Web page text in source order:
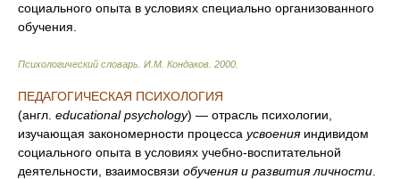
социального опыта в условиях специально организованного
обучения.
Психологический словарь И.М. Кондаков 2000
ПЕДАГОГИЧЕСКАЯ ПСИХОЛОГИЯ
(англ. educational psychology) — отрасль психологии,
изучающая закономерности процесса усвоения индивидом
социального опыта в условиях учебно-воспитательной
деятельности, взаимосвязи обучения и развития личности